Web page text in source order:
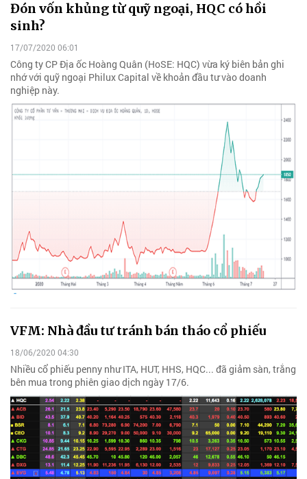
Đón vốn khủng từ quỹ ngoại, HQC có hồi
sinh?
17/07/2020 06:01
Công ty CP Địa ốc Hoàng Quân (HoSE: HQC) vừa ký biên bản ghi
nhớ với quỹ ngoại Philux Capital về khoản đầu tư vào doanh
nghiệp này.
VFM: Nhà đầu tư tránh bán tháo cổ phiếu
18/06/2020 04:30
Nhiều cổ phiếu penny như ITA, HUT, HHS, HQC... đã giảm sàn, trắng
bên mua trong phiên giao dịch ngày 17/6.